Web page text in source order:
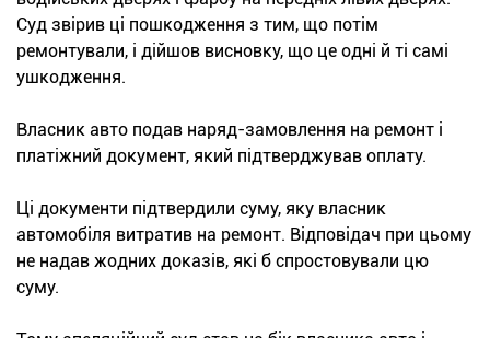
Суд звірив ці пошкодження з тим, що потім
ремонтували, і дійшов висновку, що це одні й ті самі
ушкодження.
Власник авто подав наряд-замовлення на ремонт і
платіжний документ, який підтверджував оплату.
Ці документи підтвердили суму, яку власник
автомобіля витратив на ремонт. Відповідач при цьому
не надав жодних доказів, які б спростовували цю
суму.